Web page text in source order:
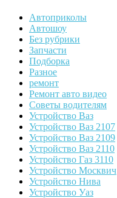
Автоприколы
Автошоу
Без рубрики
Запчасти
Подборка
Разное
ремонт
Ремонт авто видео
Советы водителям
Устройство Ваз
Устройство Ваз 2107
Устройство Ваз 2109
Устройство Ваз 2110
Устройство Газ 3110
Устройство Москвич
Устройство Нива
Устройство Уаз